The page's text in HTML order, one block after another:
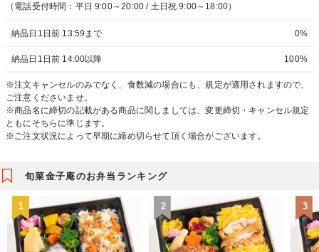
（電話受付時間：平日 9:00～20:00 / 土日祝 9:00～18:00）
納品日1日前 13:59まで 0%
納品日1日前 14:00以降 100%
※注文キャンセルのみでなく、食数減の場合にも、規定が適用されますので、
ご注意くださいませ。
※商品名に締切の記載がある商品に関しましては、変更締切・キャンセル規定
ともにそちらに準じます。
※ご注文状況によって早期に締め切らせて頂く場合がございます。
旬菜金子庵のお弁当ランキング
1 2 3